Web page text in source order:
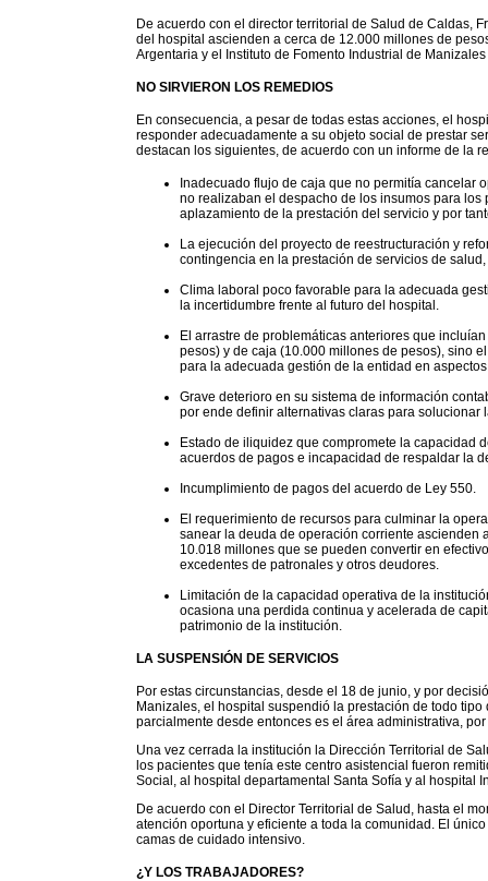
De acuerdo con el director territorial de Salud de Caldas,
del hospital ascienden a cerca de 12.000 millones de
Argentaria y el Instituto de Fomento Industrial de
NO SIRVIERON LOS REMEDIOS
En consecuencia, a pesar de todas estas acciones, el
responder adecuadamente a su objeto social de prestar
destacan los siguientes, de acuerdo con un informe de la
Inadecuado flujo de caja que no permitía cancelar
no realizaban el despacho de los insumos para
aplazamiento de la prestación del servicio y por
La ejecución del proyecto de reestructuración y
contingencia en la prestación de servicios de
Clima laboral poco favorable para la adecuada
la incertidumbre frente al futuro del hospital.
El arrastre de problemáticas anteriores que
pesos) y de caja (10.000 millones de pesos), sino
para la adecuada gestión de la entidad en
Grave deterioro en su sistema de información
por ende definir alternativas claras para solucionar
Estado de iliquidez que compromete la capacidad
acuerdos de pagos e incapacidad de respaldar la
Incumplimiento de pagos del acuerdo de Ley 550.
El requerimiento de recursos para culminar la
sanear la deuda de operación corriente ascienden
10.018 millones que se pueden convertir en
excedentes de patronales y otros deudores.
Limitación de la capacidad operativa de la
ocasiona una perdida continua y acelerada de
patrimonio de la institución.
LA SUSPENSIÓN DE SERVICIOS
Por estas circunstancias, desde el 18 de junio, y por
Manizales, el hospital suspendió la prestación de todo
parcialmente desde entonces es el área administrativa,
Una vez cerrada la institución la Dirección Territorial de
los pacientes que tenía este centro asistencial fueron
Social, al hospital departamental Santa Sofía y al hospital
De acuerdo con el Director Territorial de Salud, hasta el
atención oportuna y eficiente a toda la comunidad. El
camas de cuidado intensivo.
¿Y LOS TRABAJADORES?